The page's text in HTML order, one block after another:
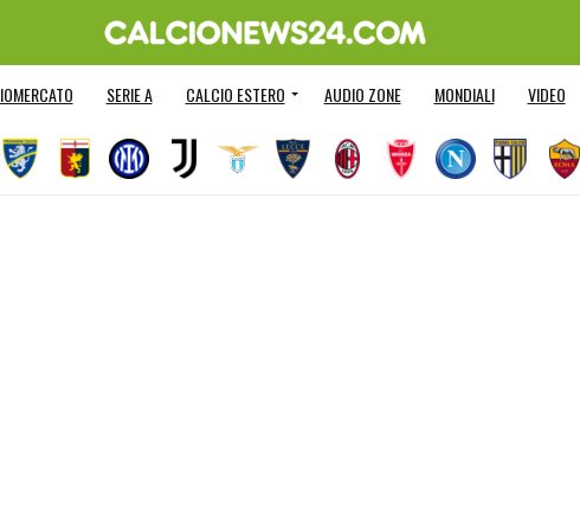
SERIE A CALCIO ESTERO AUDIO ZONE MONDIALI VIDEO